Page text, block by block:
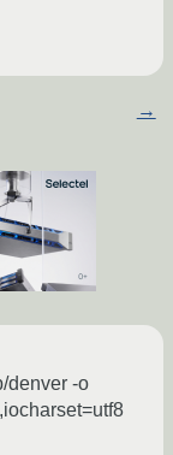
→
denver -o